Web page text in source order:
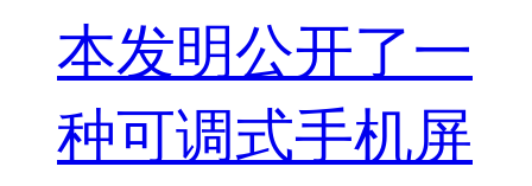
本发明公开了一
种可调式手机屏